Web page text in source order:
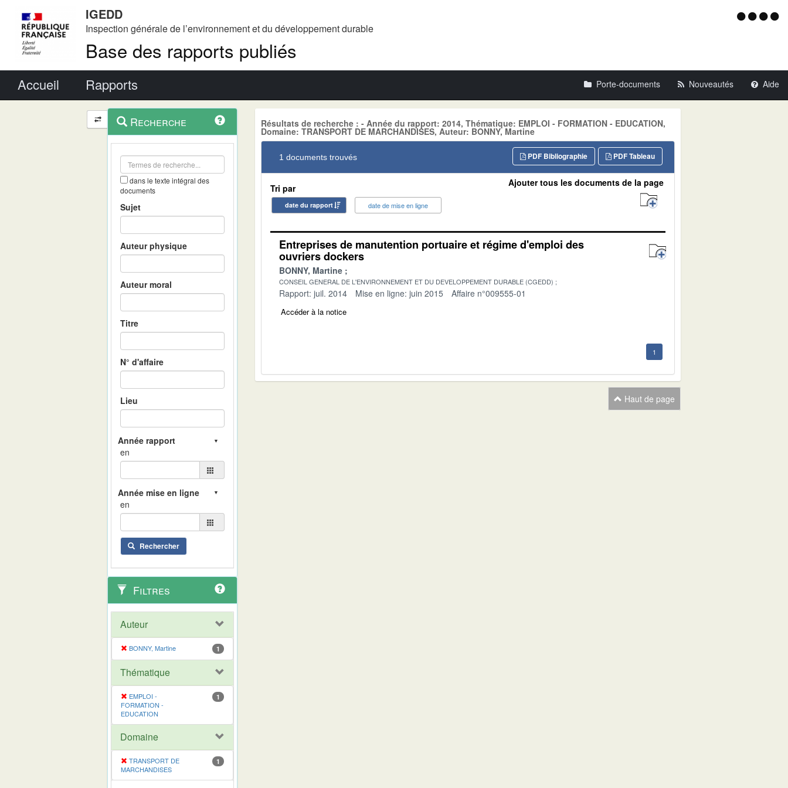
IGEDD
Inspection générale de l’environnement et du développement durable
Base des rapports publiés
Menu
Accueil Rapports Porte-documents Nouveautés Aide
Navigation
et
outils
contextuel
Recherche
dans le texte intégral des
documents
Sujet
Auteur physique
Auteur moral
Titre
N° d'affaire
Lieu
en
en
Rechercher
Filtres
Auteur
BONNY, Martine 1
Thématique
EMPLOI -
FORMATION -
EDUCATION
1
Domaine
TRANSPORT DE
MARCHANDISES
1
Résultats de recherche : - Année du rapport: 2014, Thématique: EMPLOI - FORMATION - EDUCATION,
Domaine: TRANSPORT DE MARCHANDISES, Auteur: BONNY, Martine
1 documents trouvés PDF Tableau
PDF Bibliographie
Tri par
date du rapport date de mise en ligne
Ajouter tous les documents de la page
Entreprises de manutention portuaire et régime d'emploi des
ouvriers dockers
BONNY, Martine
CONSEIL GENERAL DE L'ENVIRONNEMENT ET DU DEVELOPPEMENT DURABLE (CGEDD)
Rapport: juil. 2014 Mise en ligne: juin 2015 Affaire n°009555-01
Accéder à la notice
1
Haut de page